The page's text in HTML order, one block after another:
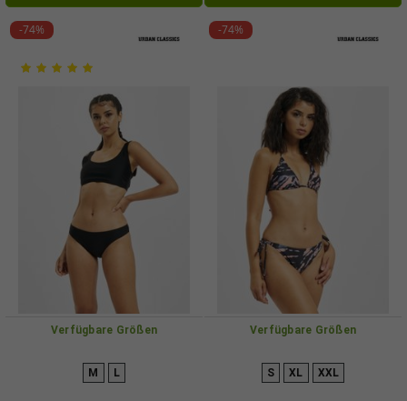
-74%
Verfügbare Größen
M L
-74%
Verfügbare Größen
S XL XXL